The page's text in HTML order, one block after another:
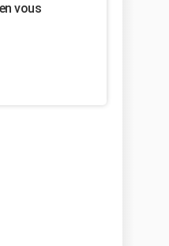
vous